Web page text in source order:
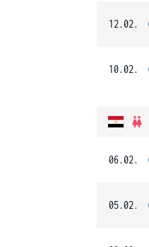
12.02.
10.02.
06.02.
05.02.